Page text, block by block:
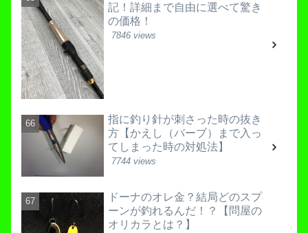
記！詳細まで自由に選べて驚き
の価格！
7846 views
指に釣り針が刺さった時の抜き
方【かえし（バーブ）まで入っ
てしまった時の対処法】
7744 views
ドーナのオレ金？結局どのスプ
ーンが釣れるんだ！？【問屋の
オリカラとは？】